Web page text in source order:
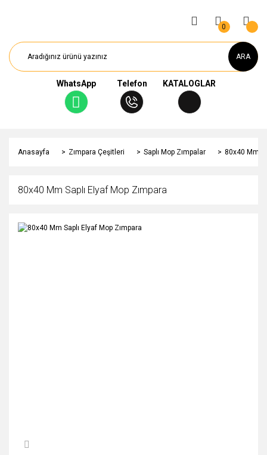
ARA
WhatsApp Telefon KATALOGLAR
0
Anasayfa Zımpara Çeşitleri Saplı Mop Zımpalar 80x40 Mm
80x40 Mm Saplı Elyaf Mop Zımpara